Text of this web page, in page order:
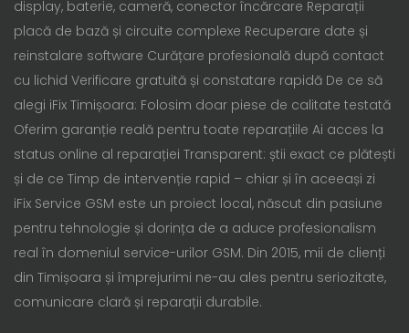
display, baterie, cameră, conector încărcare Reparații
placă de bază și circuite complexe Recuperare date și
reinstalare software Curățare profesională după contact
cu lichid Verificare gratuită și constatare rapidă De ce să
alegi iFix Timișoara: Folosim doar piese de calitate testată
Oferim garanție reală pentru toate reparațiile Ai acces la
status online al reparației Transparent: știi exact ce plătești
și de ce Timp de intervenție rapid – chiar și în aceeași zi
iFix Service GSM este un proiect local, născut din pasiune
pentru tehnologie și dorința de a aduce profesionalism
real în domeniul service-urilor GSM. Din 2015, mii de clienți
din Timișoara și împrejurimi ne-au ales pentru seriozitate,
comunicare clară și reparații durabile.